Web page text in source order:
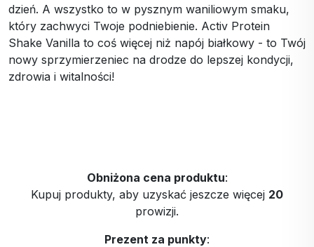
dzień. A wszystko to w pysznym waniliowym smaku,
który zachwyci Twoje podniebienie. Activ Protein
Shake Vanilla to coś więcej niż napój białkowy - to Twój
nowy sprzymierzeniec na drodze do lepszej kondycji,
zdrowia i witalności!
Obniżona cena produktu:
Kupuj produkty, aby uzyskać jeszcze więcej 20
prowizji.
Prezent za punkty: